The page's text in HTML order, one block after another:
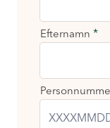
t
ä
n
y
Efternamn *